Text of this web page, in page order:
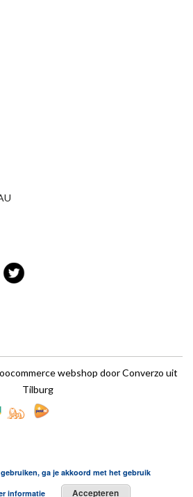
webshop door Converzo uit
Tilburg
ga je akkoord met het gebruik
informatie Accepteren